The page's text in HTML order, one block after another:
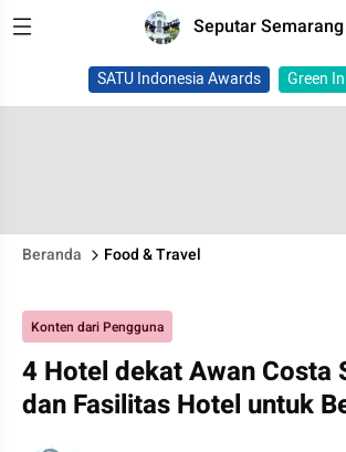
Seputar Semarang
SATU Indonesia Awards Green
Beranda Food & Travel
Konten dari Pengguna
4 Hotel dekat Awan Costa
dan Fasilitas Hotel untuk